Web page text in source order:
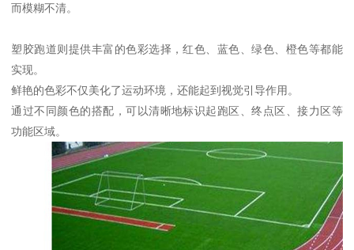
而模糊不清。
塑胶跑道则提供丰富的色彩选择，红色、蓝色、绿色、橙色等都能
实现。
鲜艳的色彩不仅美化了运动环境，还能起到视觉引导作用。
通过不同颜色的搭配，可以清晰地标识起跑区、终点区、接力区等
功能区域。